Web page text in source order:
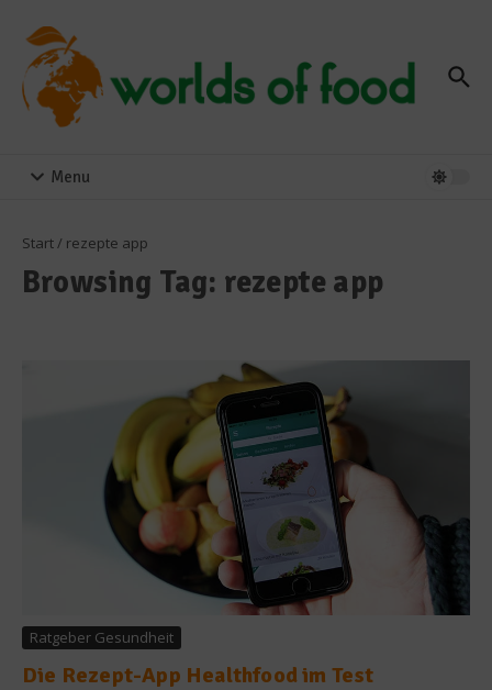
Menu
Start/ rezepte app
Browsing Tag: rezepte app
Ratgeber Gesundheit
Die Rezept-App Healthfood im Test